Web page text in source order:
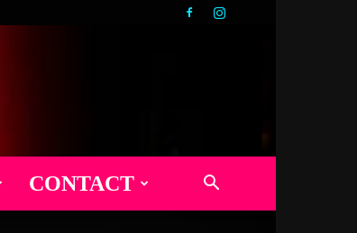
CONTACT